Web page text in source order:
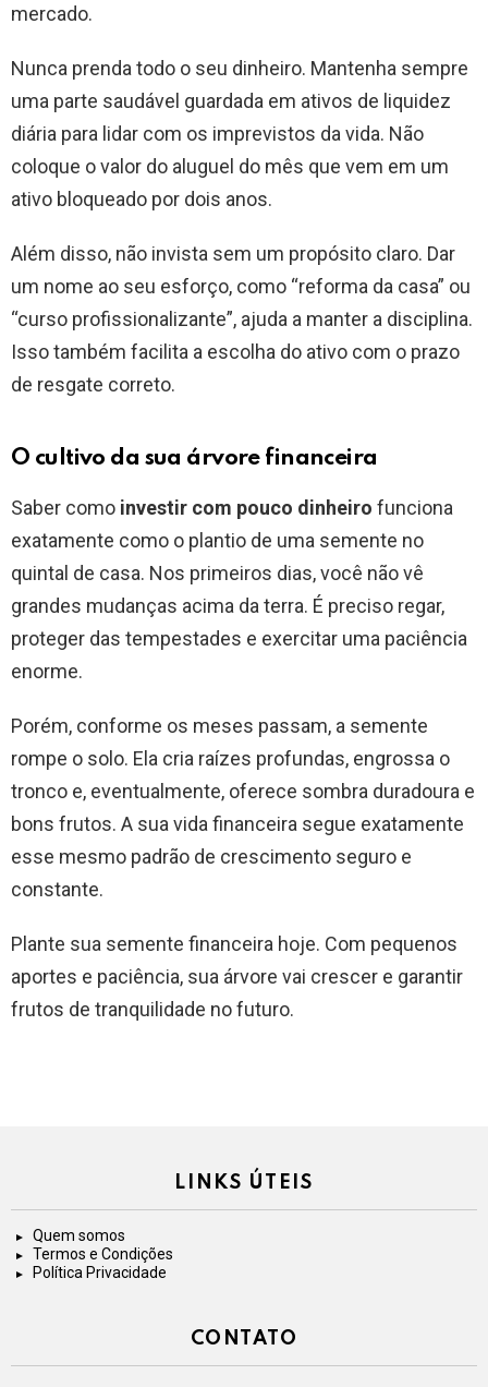
mercado.
Nunca prenda todo o seu dinheiro. Mantenha sempre
uma parte saudável guardada em ativos de liquidez
diária para lidar com os imprevistos da vida. Não
coloque o valor do aluguel do mês que vem em um
ativo bloqueado por dois anos.
Além disso, não invista sem um propósito claro. Dar
um nome ao seu esforço, como “reforma da casa” ou
“curso profissionalizante”, ajuda a manter a disciplina.
Isso também facilita a escolha do ativo com o prazo
de resgate correto.
O cultivo da sua árvore financeira
Saber como investir com pouco dinheiro funciona
exatamente como o plantio de uma semente no
quintal de casa. Nos primeiros dias, você não vê
grandes mudanças acima da terra. É preciso regar,
proteger das tempestades e exercitar uma paciência
enorme.
Porém, conforme os meses passam, a semente
rompe o solo. Ela cria raízes profundas, engrossa o
tronco e, eventualmente, oferece sombra duradoura e
bons frutos. A sua vida financeira segue exatamente
esse mesmo padrão de crescimento seguro e
constante.
Plante sua semente financeira hoje. Com pequenos
aportes e paciência, sua árvore vai crescer e garantir
frutos de tranquilidade no futuro.
LINKS ÚTEIS
Quem somos
Termos e Condições
Política Privacidade
CONTATO